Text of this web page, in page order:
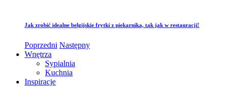
Jak zrobić idealne belgijskie frytki z piekarnika, tak jak w restauracji!
Poprzedni Następny
Wnętrza
Sypialnia
Kuchnia
Inspiracje